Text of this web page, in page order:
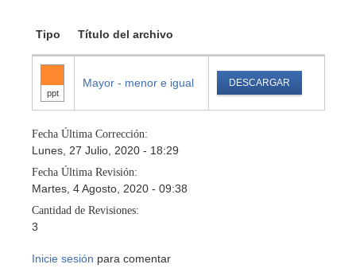
Tipo Título del archivo
ppt
Mayor - menor e igual DESCARGAR
Fecha Última Corrección:
Lunes, 27 Julio, 2020 - 18:29
Fecha Última Revisión:
Martes, 4 Agosto, 2020 - 09:38
Cantidad de Revisiones:
3
Inicie sesión para comentar